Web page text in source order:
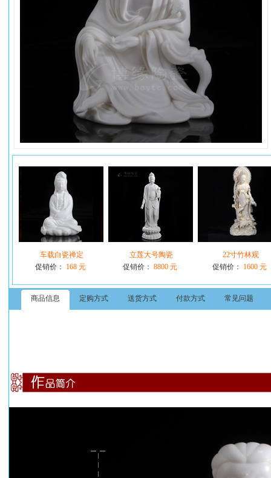
车载白瓷禅定
促销价：
168 元
立莲大号陶瓷
促销价： 8800 元
22寸竹林观
促销价：
1600 元
商品信息 定购方式 送货方式 付款方式 常见问题